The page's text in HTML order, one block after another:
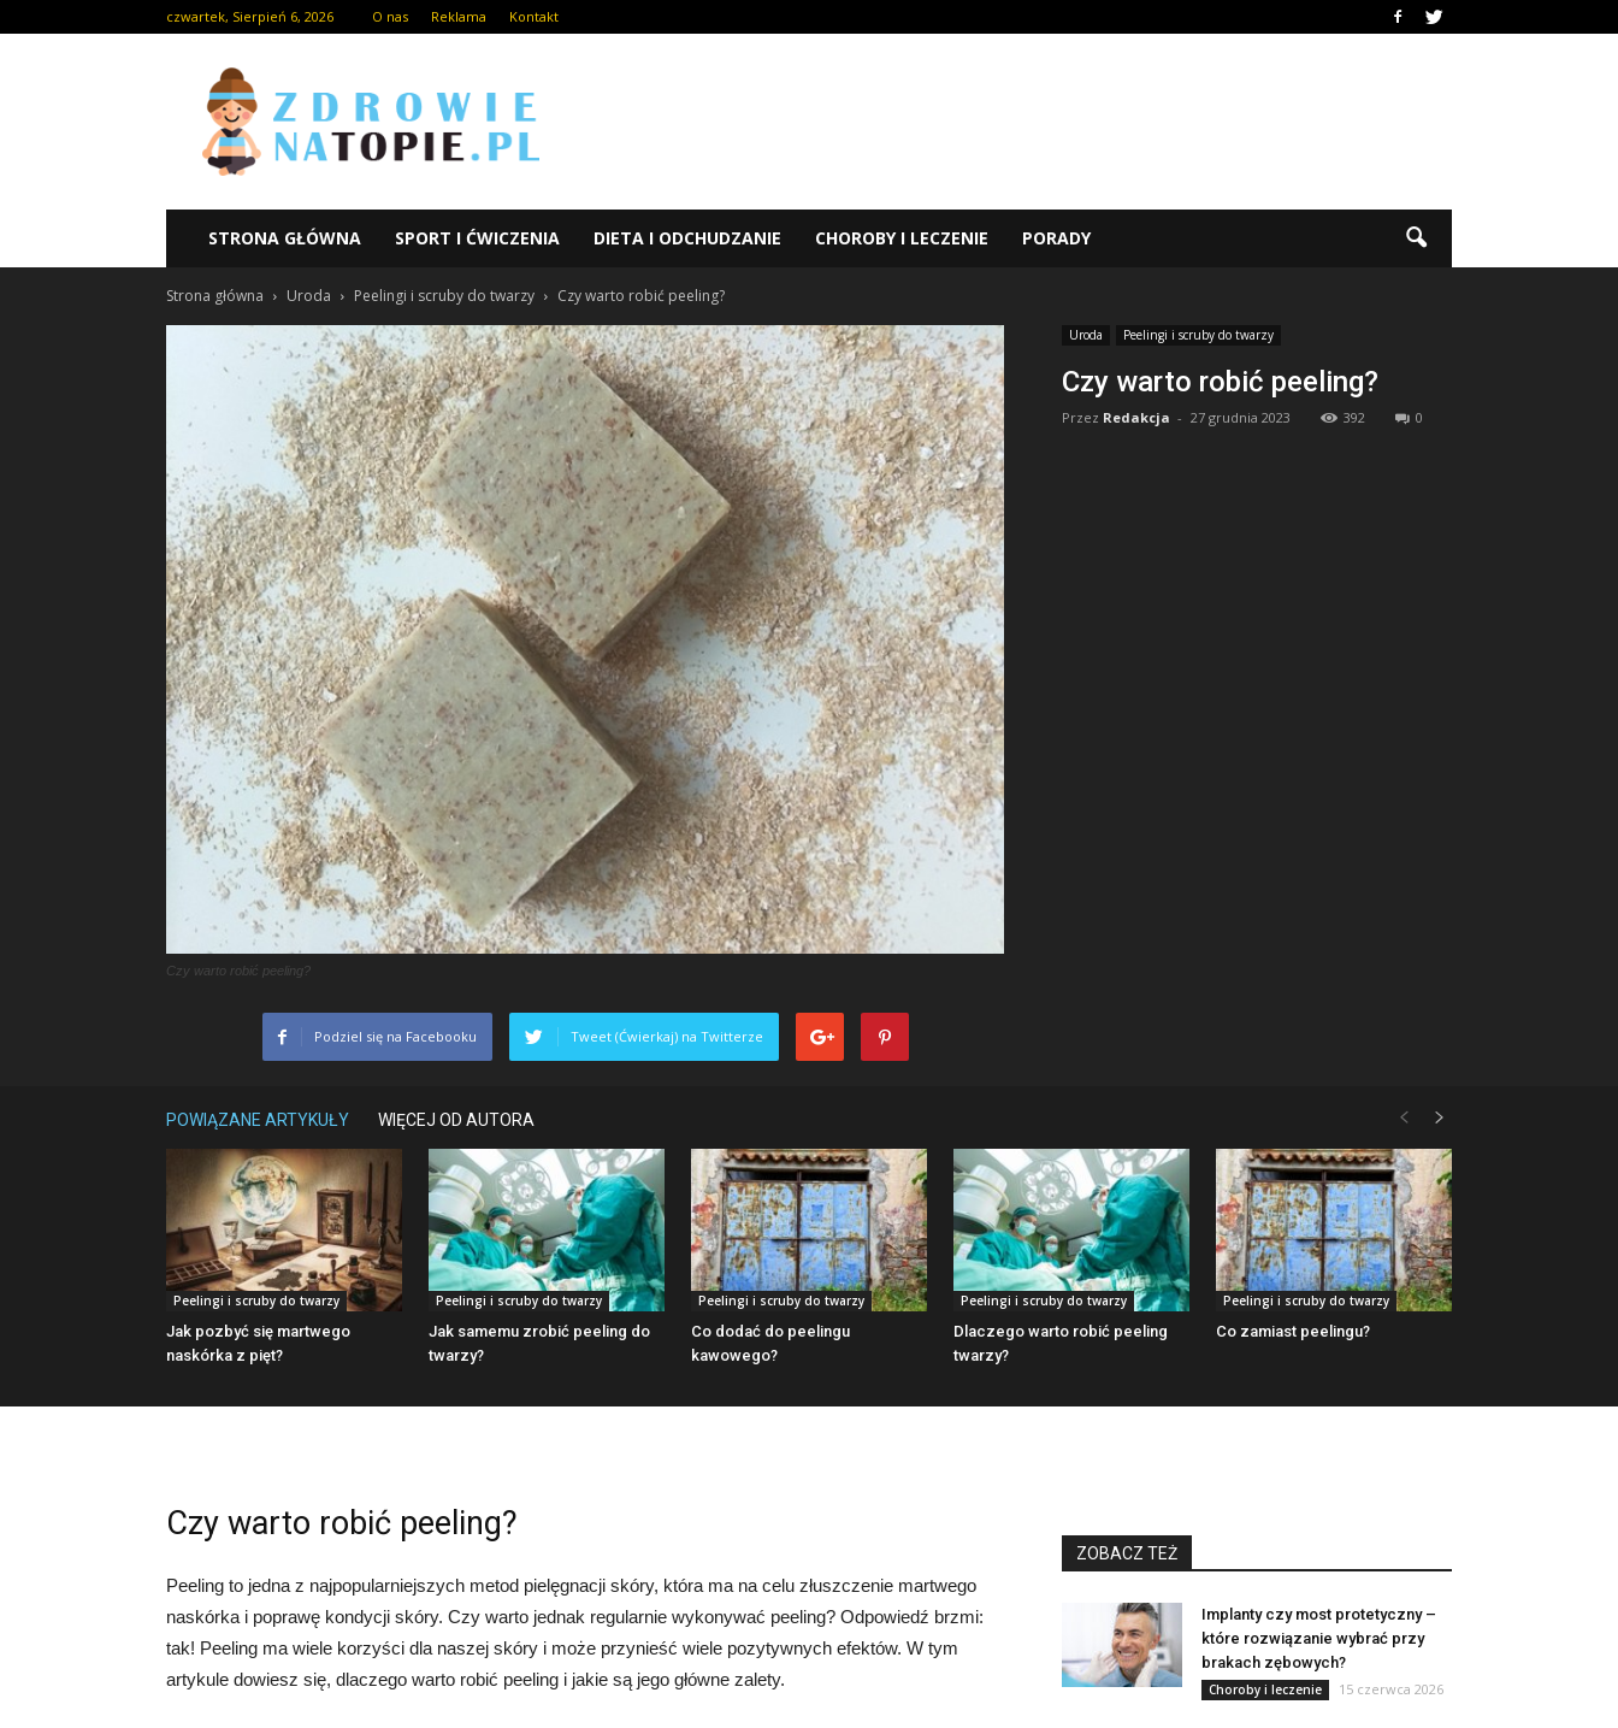
czwartek, Sierpień 6, 2026 O nas Reklama Kontakt
STRONA GŁÓWNA SPORT I ĆWICZENIA DIETA I ODCHUDZANIE CHOROBY I LECZENIE PORADY
Strona główna Uroda Peelingi i scruby do twarzy Czy warto robić peeling?
Uroda Peelingi i scruby do twarzy
Czy warto robić peeling?
Przez Redakcja - 27 grudnia 2023 392 0
Czy warto robić peeling?
Podziel się na Facebooku Tweet (Ćwierkaj) na Twitterze
POWIĄZANE ARTYKUŁY WIĘCEJ OD AUTORA
Peelingi i scruby do twarzy
Jak pozbyć się martwego
naskórka z pięt?
Peelingi i scruby do twarzy
Jak samemu zrobić peeling do
twarzy?
Peelingi i scruby do twarzy
Co dodać do peelingu
kawowego?
Peelingi i scruby do twarzy
Dlaczego warto robić peeling
twarzy?
Peelingi i scruby do twarzy
Co zamiast peelingu?
Czy warto robić peeling?
Peeling to jedna z najpopularniejszych metod pielęgnacji skóry, która ma na celu złuszczenie martwego
naskórka i poprawę kondycji skóry. Czy warto jednak regularnie wykonywać peeling? Odpowiedź brzmi:
tak! Peeling ma wiele korzyści dla naszej skóry i może przynieść wiele pozytywnych efektów. W tym
artykule dowiesz się, dlaczego warto robić peeling i jakie są jego główne zalety.
ZOBACZ TEŻ
Implanty czy most protetyczny –
które rozwiązanie wybrać przy
brakach zębowych?
Choroby i leczenie 15 czerwca 2026